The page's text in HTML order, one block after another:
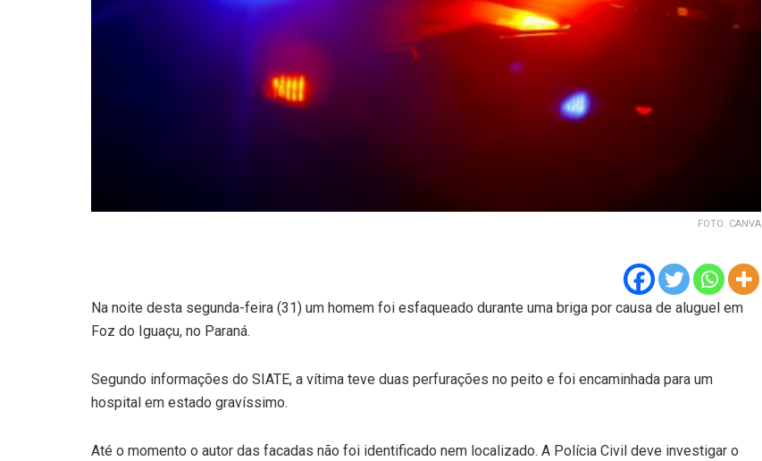
FOTO: CANVA
Na noite desta segunda-feira (31) um homem foi esfaqueado durante uma briga por causa de aluguel em
Foz do Iguaçu, no Paraná.
Segundo informações do SIATE, a vítima teve duas perfurações no peito e foi encaminhada para um
hospital em estado gravíssimo.
Até o momento o autor das facadas não foi identificado nem localizado. A Polícia Civil deve investigar o